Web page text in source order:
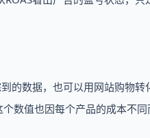
的数据，也可以用网站购物
数值也因每个产品的成本不